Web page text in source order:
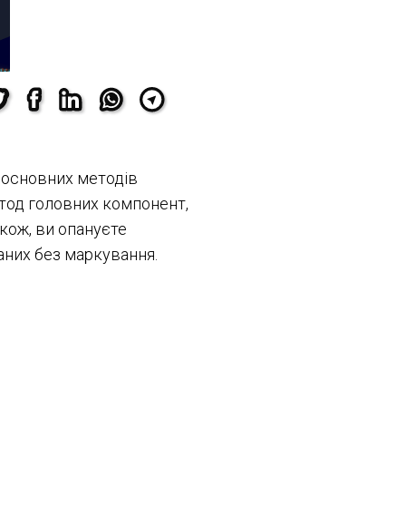
методів
головних компонент,
ви опануєте
без маркування.